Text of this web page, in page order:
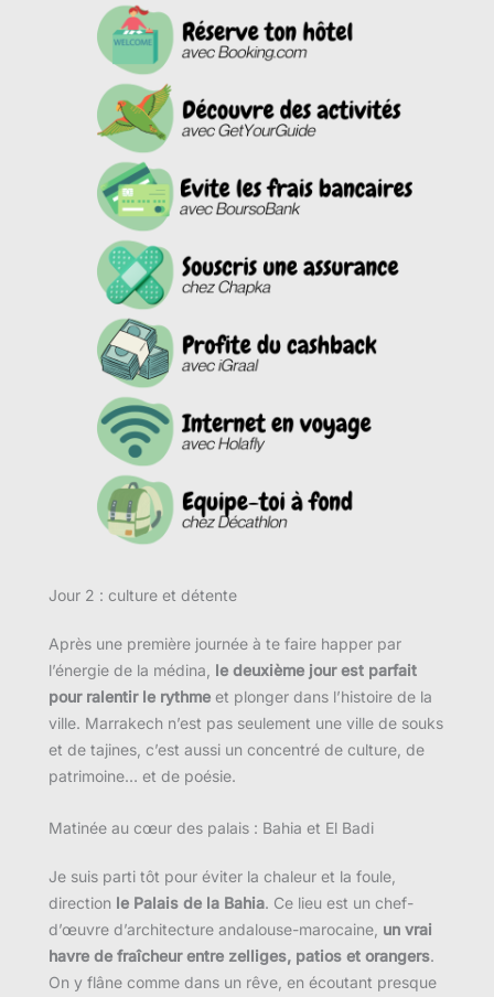
Jour 2 : culture et détente
Après une première journée à te faire happer par
l’énergie de la médina, le deuxième jour est parfait
pour ralentir le rythme et plonger dans l’histoire de la
ville. Marrakech n’est pas seulement une ville de souks
et de tajines, c’est aussi un concentré de culture, de
patrimoine… et de poésie.
Matinée au cœur des palais : Bahia et El Badi
Je suis parti tôt pour éviter la chaleur et la foule,
direction le Palais de la Bahia. Ce lieu est un chef-
d’œuvre d’architecture andalouse-marocaine, un vrai
havre de fraîcheur entre zelliges, patios et orangers.
On y flâne comme dans un rêve, en écoutant presque